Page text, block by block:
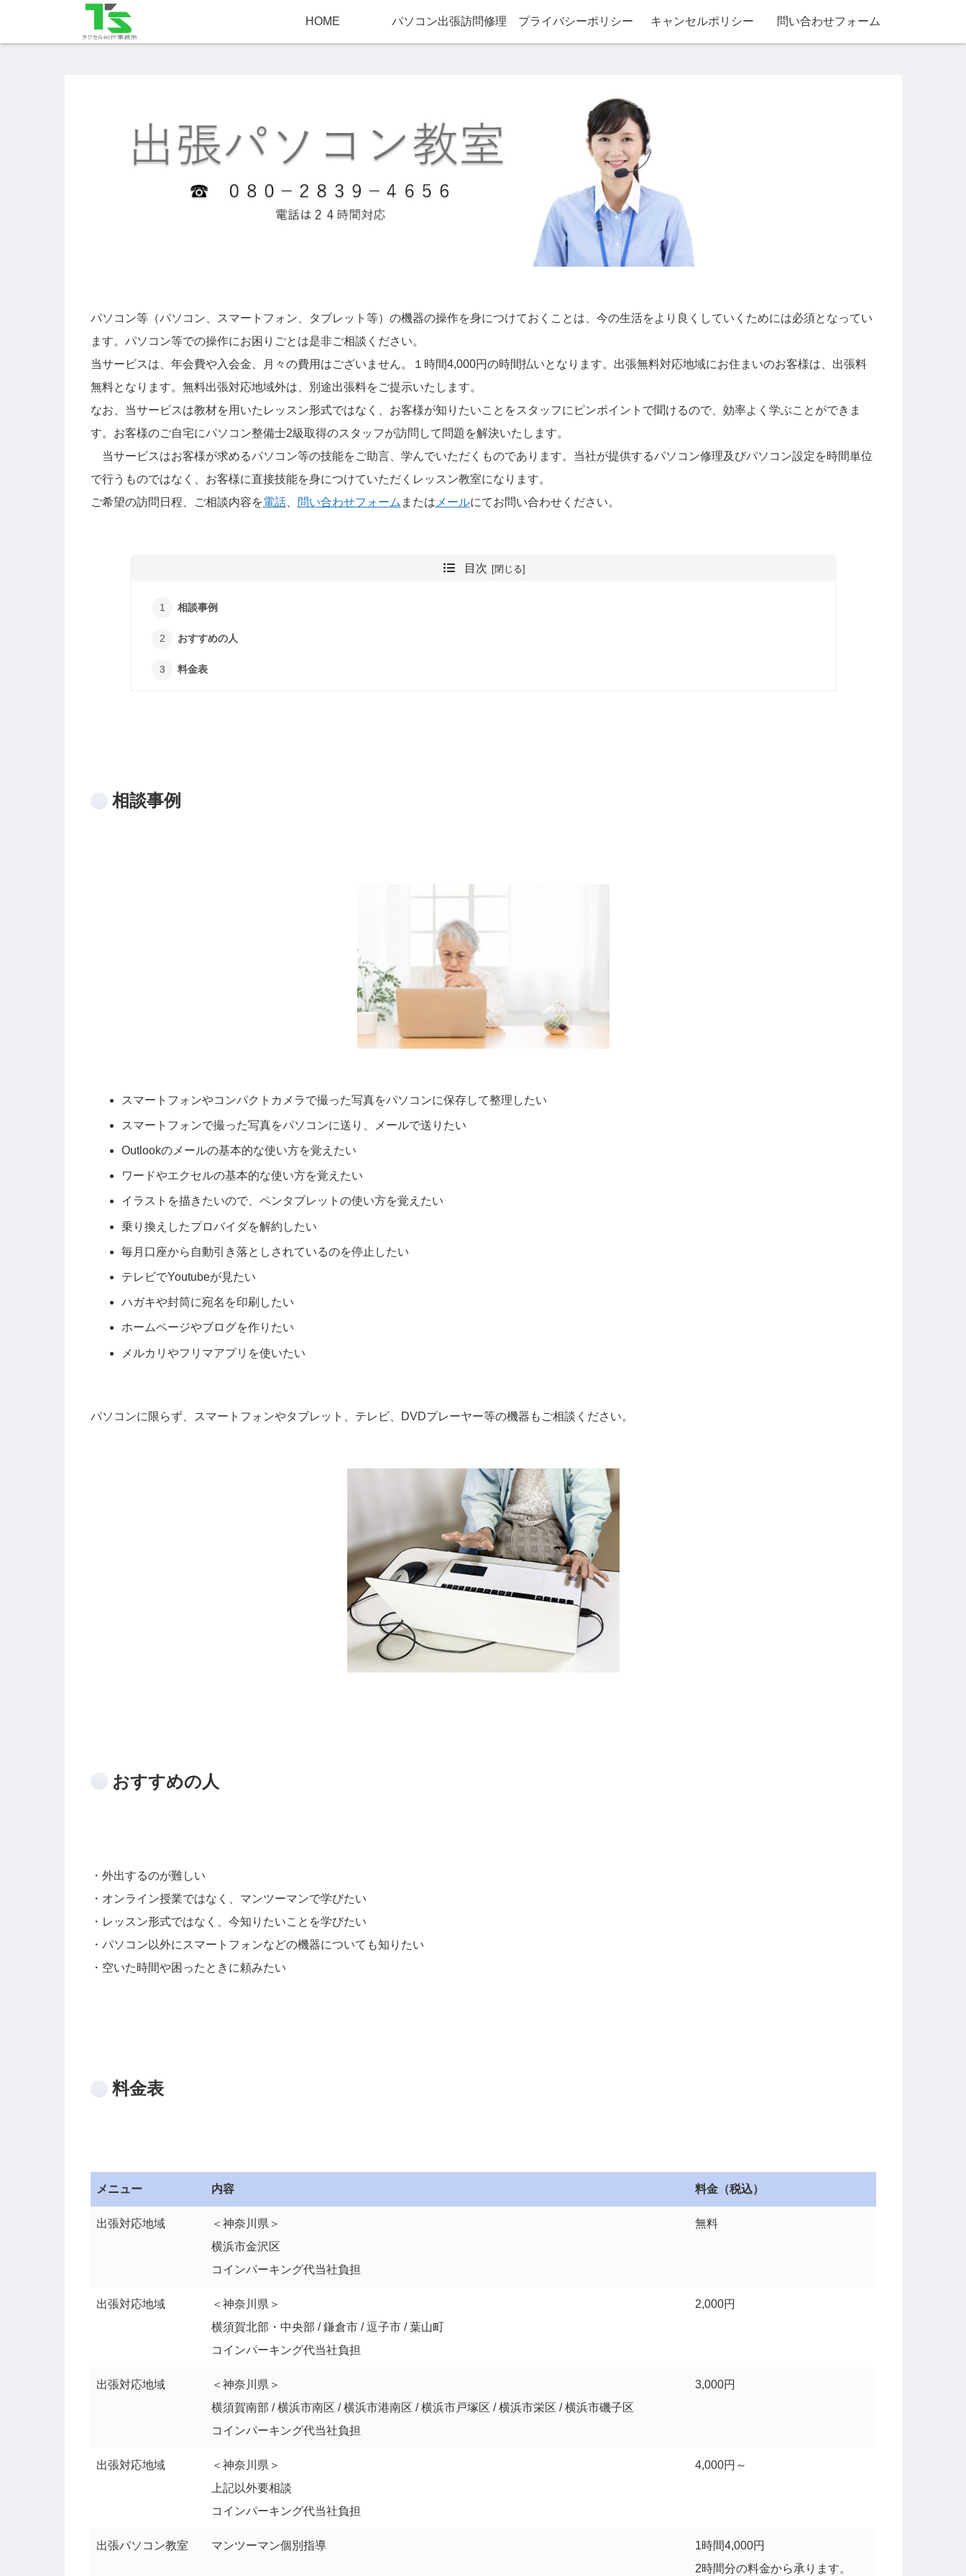
HOME パソコン出張訪問修理 プライバシーポリシー キャンセルポリシー 問い合わせフォーム
パソコン等（パソコン、スマートフォン、タブレット等）の機器の操作を身につけておくことは、今の生活をより良くしていくためには必須となってい
ます。パソコン等での操作にお困りごとは是非ご相談ください。
当サービスは、年会費や入会金、月々の費用はございません。１時間4,000円の時間払いとなります。出張無料対応地域にお住まいのお客様は、出張料
無料となります。無料出張対応地域外は、別途出張料をご提示いたします。
なお、当サービスは教材を用いたレッスン形式ではなく、お客様が知りたいことをスタッフにピンポイントで聞けるので、効率よく学ぶことができま
す。お客様のご自宅にパソコン整備士2級取得のスタッフが訪問して問題を解決いたします。
当サービスはお客様が求めるパソコン等の技能をご助言、学んでいただくものであります。当社が提供するパソコン修理及びパソコン設定を時間単位
で行うものではなく、お客様に直接技能を身につけていただくレッスン教室になります。
ご希望の訪問日程、ご相談内容を電話、 問い合わせフォーム または メールにてお問い合わせください。
目次
相談事例
おすすめの人
料金表
相談事例
スマートフォンやコンパクトカメラで撮った写真をパソコンに保存して整理したい
スマートフォンで撮った写真をパソコンに送り、メールで送りたい
Outlookのメールの基本的な使い方を覚えたい
ワードやエクセルの基本的な使い方を覚えたい
イラストを描きたいので、ペンタブレットの使い方を覚えたい
乗り換えしたプロバイダを解約したい
毎月口座から自動引き落としされているのを停止したい
テレビでYoutubeが見たい
ハガキや封筒に宛名を印刷したい
ホームページやブログを作りたい
メルカリやフリマアプリを使いたい
パソコンに限らず、スマートフォンやタブレット、テレビ、DVDプレーヤー等の機器もご相談ください。
おすすめの人
・外出するのが難しい
・オンライン授業ではなく、マンツーマンで学びたい
・レッスン形式ではなく、今知りたいことを学びたい
・パソコン以外にスマートフォンなどの機器についても知りたい
・空いた時間や困ったときに頼みたい
料金表
メニュー 内容 料金（税込）
出張対応地域
＜神奈川県＞
横浜市金沢区
コインパーキング代当社負担
無料
出張対応地域
＜神奈川県＞
横須賀北部・中央部 / 鎌倉市 / 逗子市 / 葉山町
コインパーキング代当社負担
2,000円
出張対応地域
＜神奈川県＞
横須賀南部 / 横浜市南区 / 横浜市港南区 / 横浜市戸塚区 / 横浜市栄区 / 横浜市磯子区
コインパーキング代当社負担
3,000円
出張対応地域
＜神奈川県＞
上記以外要相談
コインパーキング代当社負担
4,000円～
出張パソコン教室 マンツーマン個別指導
1時間4,000円
2時間分の料金から承ります。